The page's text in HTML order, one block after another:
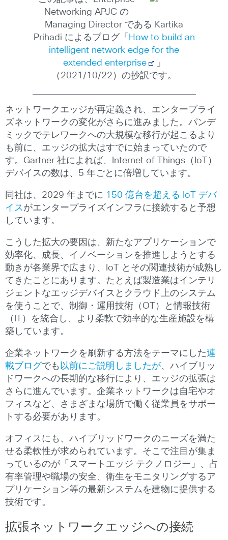
Networking APJC の
Managing Director である Kartika
Prihadi によるブログ「 How to build an
intelligent network edge for the
extended enterprise
」
（2021/10/22）の抄訳です。
ネットワークエッジが再定義され、エンタープライ
ズネットワークの変化がさらに進みました。パンデ
ミックでテレワークへの大規模な移行が起こるより
も前に、エッジの拡大はすでに始まっていたので
す。Gartner 社によれば、Internet of Things（IoT）
デバイスの数は、5 年ごとに倍増しています。
同社は、2029 年までに 150 億台を超える IoT デバ
イスがエンタープライズインフラに接続すると予想
しています。
こうした拡大の要因は、新たなアプリケーションで
効率化、成長、イノベーションを推進しようとする
動きが各業界で広まり、IoT とその関連技術が成熟し
てきたことにあります。たとえば製造業はインテリ
ジェントなエッジデバイスとクラウド上のシステム
を使うことで、制御・運用技術（OT）と情報技術
（IT）を統合し、より柔軟で効率的な生産施設を構
築しています。
企業ネットワークを刷新する方法をテーマにした連
載ブログでも 以前にご説明しましたが、ハイブリッ
ドワークへの長期的な移行により、エッジの拡張は
さらに進んでいます。企業ネットワークは自宅やオ
フィスなど、さまざまな場所で働く従業員をサポー
トする必要があります。
オフィスにも、ハイブリッドワークのニーズを満た
せる柔軟性が求められています。そこで注目が集ま
っているのが「スマートエッジ テクノロジー」、占
有率管理や職場の安全、衛生をモニタリングするア
プリケーション等の最新システムを建物に提供する
技術です。
拡張ネットワークエッジへの接続